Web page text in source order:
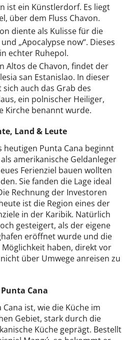
ist ein Künstlerdorf. Es liegt
über dem Fluss Chavon.
diente als Kulisse für die
„Apocalypse now“. Dieses
echter Ruhepol.
Altos de Chavon, findet der
san Estanislao. In dieser
auch das Grab des
ein polnischer Heiliger,
Kirche benannt wurde.
Land & Leute
heutigen Punta Cana beginnt
amerikanische Geldanleger
Ferienziel bauen wollten
Sie fanden die Lage ideal
Rechnung der Investoren
ist die Region eines der
in der Karibik. Natürlich
gesteigert, als der eigene
eröffnet wurde und die
Möglichkeit haben, direkt vor
über Umwege anreisen zu
Cana
ist, wie die Küche im
Gebiet, stark durch die
Küche geprägt. Bestellt